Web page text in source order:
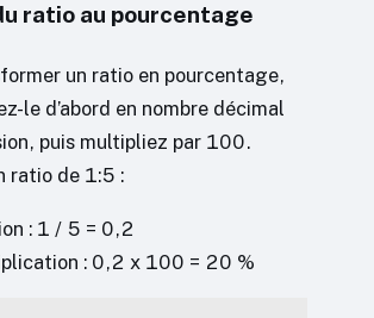
ratio au pourcentage
un ratio en pourcentage,
le d’abord en nombre décimal
puis multipliez par 100.
ratio de 1:5 :
: 1 / 5 = 0,2
: 0,2 x 100 = 20 %